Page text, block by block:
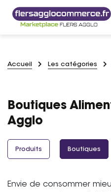
Accueil Les catégories
Boutiques
Agglo
Produits Boutiques
Envie de consommer